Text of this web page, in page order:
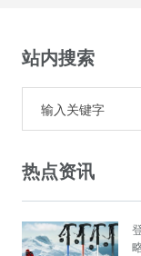
站内搜索
热点资讯